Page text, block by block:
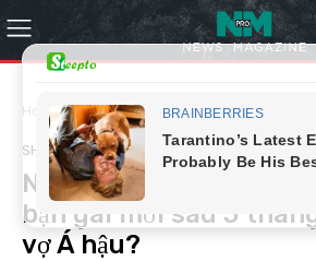
Home Showbiz
SHOWBIZ
Nam diễn viên Vbiz
bạn gái mới sau 5
vợ Á hậu?